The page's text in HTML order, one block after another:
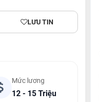
LƯU TIN
Mức lương
12 - 15 Triệu